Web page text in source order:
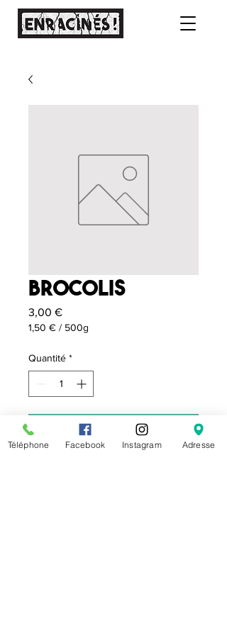
Brocolis
3,00 €Prix
1,50 € / 500g
pour
Grammes
Quantité *
Ajouter au panier
Téléphone Facebook Instagram Adresse